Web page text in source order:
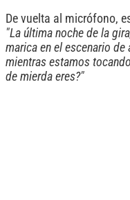
De vuelta al micrófono,
"La última noche de la
marica en el escenario
mientras estamos
de mierda eres?"